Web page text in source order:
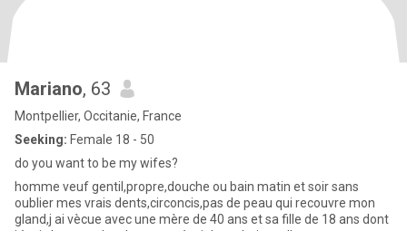
Mariano, 63
Montpellier, Occitanie, France
Seeking: Female 18 - 50
do you want to be my wifes?
homme veuf gentil,propre,douche ou bain matin et soir sans
oublier mes vrais dents,circoncis,pas de peau qui recouvre mon
gland,j ai vècue avec une mère de 40 ans et sa fille de 18 ans dont